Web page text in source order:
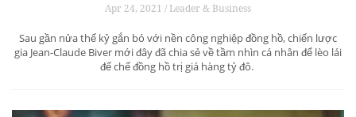
Apr 24, 2021 / Leader & Business
Sau gần nửa thế kỷ gắn bó với nền công nghiệp đồng hồ, chiến lược
gia Jean-Claude Biver mới đây đã chia sẻ về tầm nhìn cá nhân để lèo lái
đế chế đồng hồ trị giá hàng tỷ đô.